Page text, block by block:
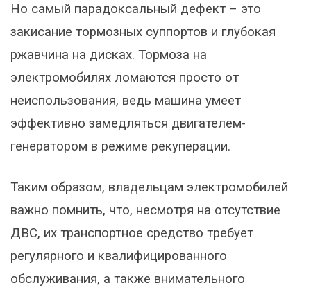
Но самый парадоксальный дефект – это
закисание тормозных суппортов и глубокая
ржавчина на дисках. Тормоза на
электромобилях ломаются просто от
неиспользования, ведь машина умеет
эффективно замедляться двигателем-
генератором в режиме рекуперации.
Таким образом, владельцам электромобилей
важно помнить, что, несмотря на отсутствие
ДВС, их транспортное средство требует
регулярного и квалифицированного
обслуживания, а также внимательного